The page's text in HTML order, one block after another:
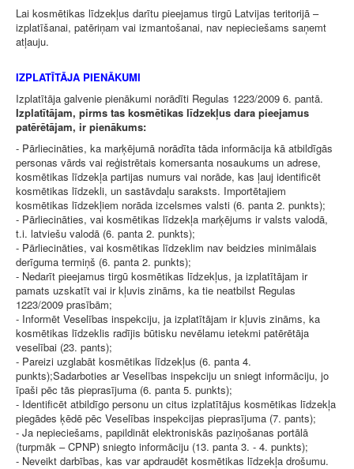
Lai kosmētikas līdzekļus darītu pieejamus tirgū Latvijas teritorijā –
izplatīšanai, patēriņam vai izmantošanai, nav nepieciešams saņemt
atļauju.
IZPLATĪTĀJA PIENĀKUMI
Izplatītāja galvenie pienākumi norādīti Regulas 1223/2009 6. pantā.
Izplatītājam, pirms tas kosmētikas līdzekļus dara pieejamus
patērētājam, ir pienākums:
- Pārliecināties, ka marķējumā norādīta tāda informācija kā atbildīgās
personas vārds vai reģistrētais komersanta nosaukums un adrese,
kosmētikas līdzekļa partijas numurs vai norāde, kas ļauj identificēt
kosmētikas līdzekli, un sastāvdaļu saraksts. Importētajiem
kosmētikas līdzekļiem norāda izcelsmes valsti (6. panta 2. punkts);
- Pārliecināties, vai kosmētikas līdzekļa marķējums ir valsts valodā,
t.i. latviešu valodā (6. panta 2. punkts);
- Pārliecināties, vai kosmētikas līdzeklim nav beidzies minimālais
derīguma termiņš (6. panta 2. punkts);
- Nedarīt pieejamus tirgū kosmētikas līdzekļus, ja izplatītājam ir
pamats uzskatīt vai ir kļuvis zināms, ka tie neatbilst Regulas
1223/2009 prasībām;
- Informēt Veselības inspekciju, ja izplatītājam ir kļuvis zināms, ka
kosmētikas līdzeklis radījis būtisku nevēlamu ietekmi patērētāja
veselībai (23. pants);
- Pareizi uzglabāt kosmētikas līdzekļus (6. panta 4.
punkts);Sadarboties ar Veselības inspekciju un sniegt informāciju, jo
īpaši pēc tās pieprasījuma (6. panta 5. punkts);
- Identificēt atbildīgo personu un citus izplatītājus kosmētikas līdzekļa
piegādes ķēdē pēc Veselības inspekcijas pieprasījuma (7. pants);
- Ja nepieciešams, papildināt elektroniskās paziņošanas portālā
(turpmāk – CPNP) sniegto informāciju (13. panta 3. - 4. punkts);
- Neveikt darbības, kas var apdraudēt kosmētikas līdzekļa drošumu.